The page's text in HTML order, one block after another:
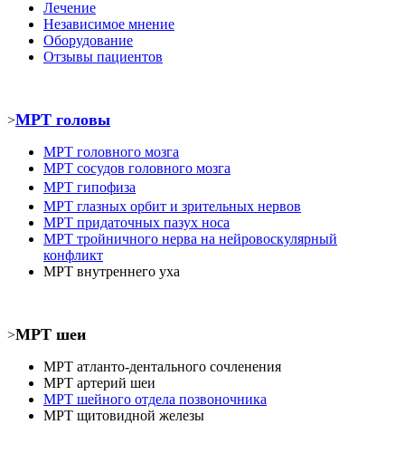
Лечение
Независимое мнение
Оборудование
Отзывы пациентов
>МРТ головы
МРТ головного мозга
МРТ сосудов головного мозга
МРТ гипофиза
МРТ глазных орбит и зрительных нервов
МРТ придаточных пазух носа
МРТ тройничного нерва на нейровоскулярный
конфликт
МРТ внутреннего уха
>МРТ шеи
МРТ атланто-дентального сочленения
МРТ артерий шеи
МРТ шейного отдела позвоночника
МРТ щитовидной железы